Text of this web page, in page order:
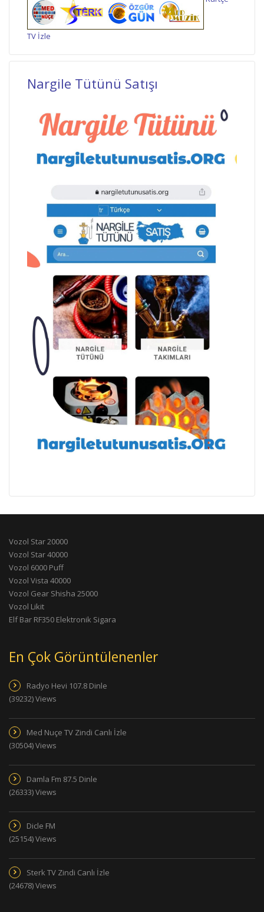
TV İzle
Nargile Tütünü Satışı
Vozol Star 20000
Vozol Star 40000
Vozol 6000 Puff
Vozol Vista 40000
Vozol Gear Shisha 25000
Vozol Likit
Elf Bar RF350 Elektronik Sigara
En Çok Görüntülenenler
Radyo Hevi 107.8 Dinle
(39232) Views
Med Nuçe TV Zindi Canlı İzle
(30504) Views
Damla Fm 87.5 Dinle
(26333) Views
Dicle FM
(25154) Views
Sterk TV Zindi Canlı İzle
(24678) Views